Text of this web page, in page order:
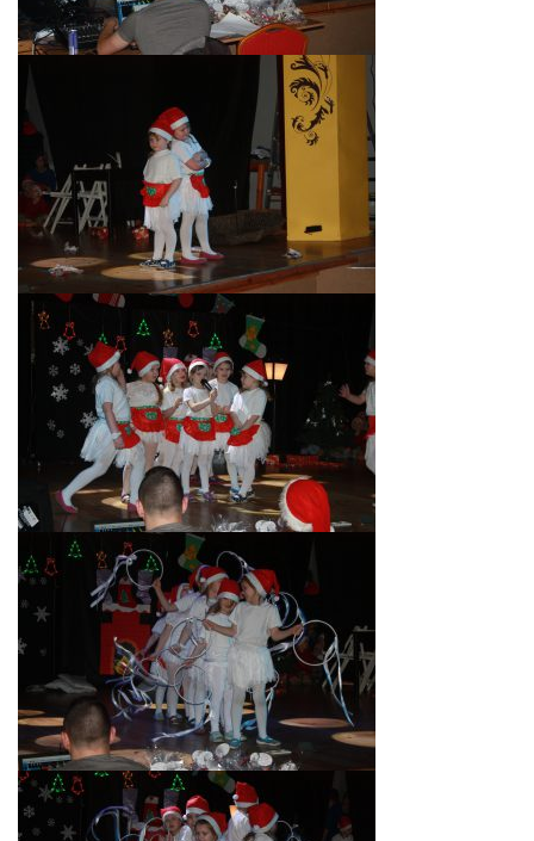
KĄCIK DLA RODZICÓW
PORADY DLA RODZICÓW
REKRUTACJA
DOKUMENTY DO POBRANIA
OBIADY
ANKIETY
COVID – 19
E-DZIENNIK
LOGOWANIE
REJESTRACJA KONTA